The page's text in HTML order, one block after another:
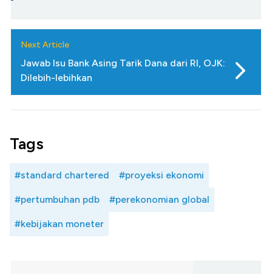
Next Article
Jawab Isu Bank Asing Tarik Dana dari RI, OJK:
Dilebih-lebihkan
Tags
#standard chartered #proyeksi ekonomi
#pertumbuhan pdb #perekonomian global
#kebijakan moneter